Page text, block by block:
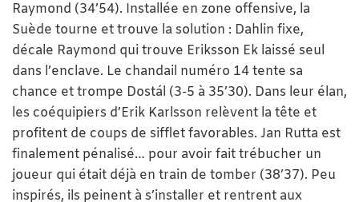
Raymond (34’54). Installée en zone offensive, la
Suède tourne et trouve la solution : Dahlin fixe,
décale Raymond qui trouve Eriksson Ek laissé seul
dans l’enclave. Le chandail numéro 14 tente sa
chance et trompe Dostál (3-5 à 35’30). Dans leur élan,
les coéquipiers d’Erik Karlsson relèvent la tête et
profitent de coups de sifflet favorables. Jan Rutta est
finalement pénalisé… pour avoir fait trébucher un
joueur qui était déjà en train de tomber (38’37). Peu
inspirés, ils peinent à s’installer et rentrent aux